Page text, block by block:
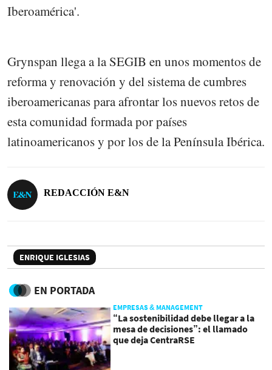
Iberoamérica'.
Grynspan llega a la SEGIB en unos momentos de
reforma y renovación y del sistema de cumbres
iberoamericanas para afrontar los nuevos retos de
esta comunidad formada por países
latinoamericanos y por los de la Península Ibérica.
REDACCIÓN E&N
ENRIQUE IGLESIAS
EN PORTADA
EMPRESAS & MANAGEMENT
“La sostenibilidad debe llegar a la
mesa de decisiones”: el llamado
que deja CentraRSE